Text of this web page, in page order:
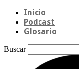
Inicio
Podcast
Glosario
Buscar